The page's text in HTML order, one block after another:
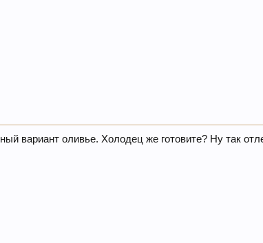
вариант оливье. Холодец же готовите? Ну так